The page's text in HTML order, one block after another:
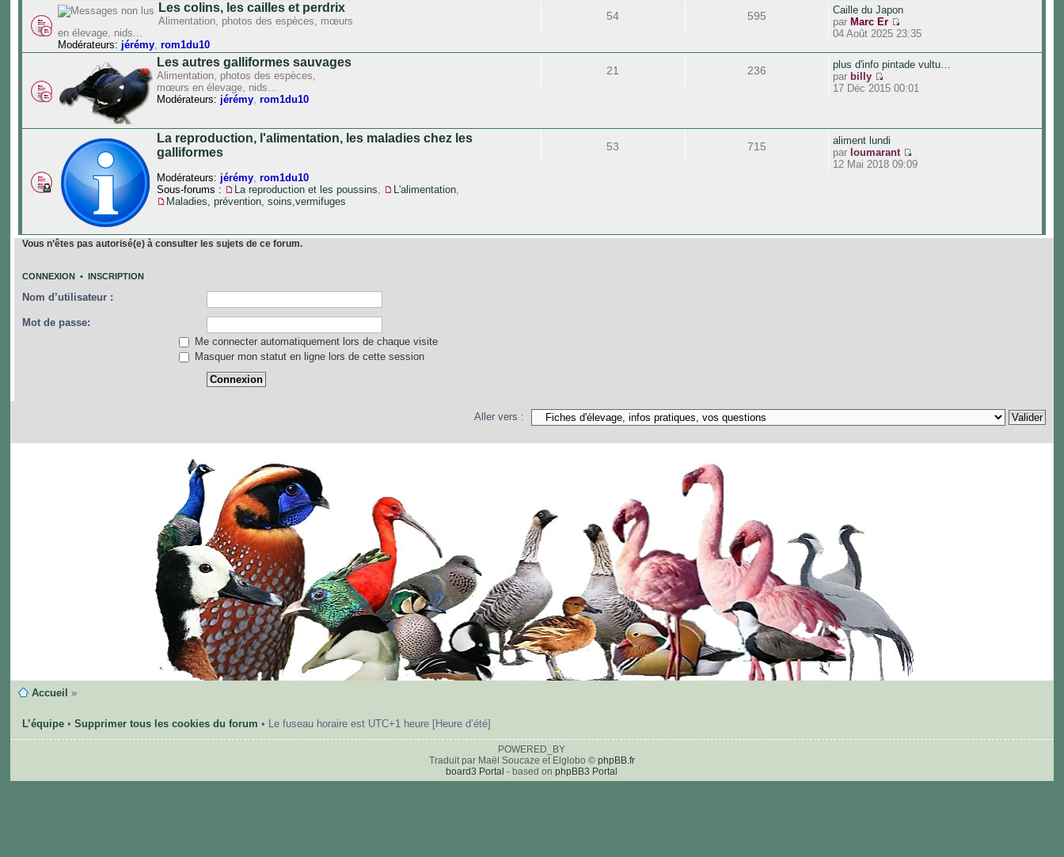
Les colins, les cailles et perdrix
Alimentation, photos des espèces, mœurs
en élevage, nids...
Modérateurs: jérémy,rom1du10
54 595
Caille du Japon
par Marc Er
04 Août 2025 23:35
Les autres galliformes sauvages
Alimentation, photos des espèces,
mœurs en élevage, nids...
Modérateurs: jérémy,rom1du10
21 236
plus d'info pintade vultu…
par billy
17 Déc 2015 00:01
La reproduction, l'alimentation, les maladies chez les
galliformes
Modérateurs: jérémy,rom1du10
Sous-forums :
La reproduction et les poussins, L'alimentation,
Maladies, prévention, soins,vermifuges
53 715
aliment lundi
par loumarant
12 Mai 2018 09:09
Vous n’êtes pas autorisé(e) à consulter les sujets de ce forum.
CONNEXION •INSCRIPTION
Nom d’utilisateur :
Mot de passe:
Me connecter automatiquement lors de chaque visite
Masquer mon statut en ligne lors de cette session
Aller vers :
Accueil »
L’équipe •Supprimer tous les cookies du forum • Le fuseau horaire est UTC+1 heure [Heure d’été]
POWERED_BY
Traduit par Maël Soucaze et Elglobo © phpBB.fr
board3 Portal - based onphpBB3 Portal